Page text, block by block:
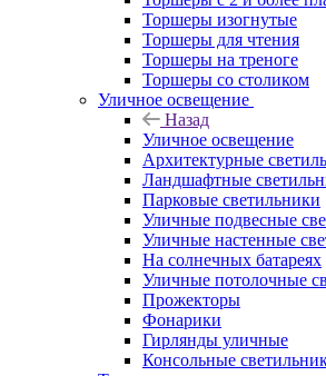
Торшеры изогнутые
Торшеры для чтения
Торшеры на треноге
Торшеры со столиком
Уличное освещение
Назад
Уличное освещение
Архитектурные
Ландшафтные
Парковые светильники
Уличные подвесные
Уличные настенные
На солнечных батареях
Уличные потолочные
Прожекторы
Фонарики
Гирлянды уличные
Консольные